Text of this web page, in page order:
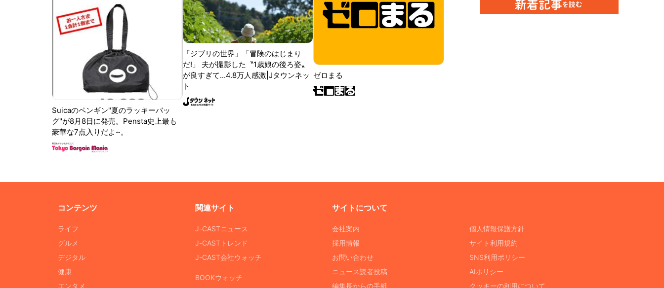
Suicaのペンギン"夏のラッキーバッ
グ"が8月8日に発売。Pensta史上最も
豪華な7点入りだよ~。
「ジブリの世界」「冒険のはじまり
だ!」 夫が撮影した〝1歳娘の後ろ姿〟
が良すぎて...4.8万人感激|Jタウンネッ
ト
ゼロまる
コンテンツ
ライフ
グルメ
デジタル
健康
エンタメ
関連サイト
J-CASTニュース
J-CASTトレンド
J-CAST会社ウォッチ
BOOKウォッチ
サイトについて
会社案内
採用情報
お問い合わせ
ニュース読者投稿
編集長からの手紙
個人情報保護方針
サイト利用規約
SNS利用ポリシー
AIポリシー
クッキーの利用について